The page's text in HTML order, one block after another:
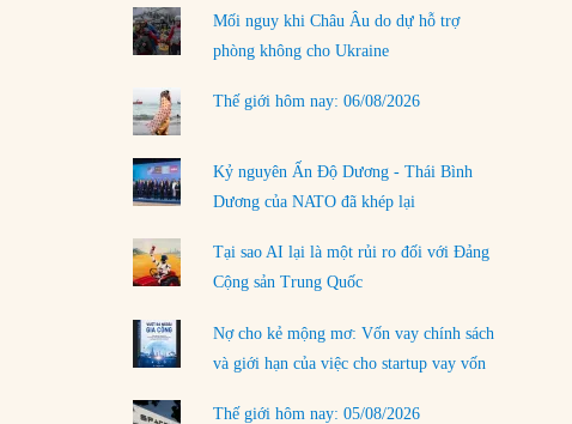
Chiến lược kế tiếp của Bắc Kinh ở Biển Đông
31/07/2026
Trật tự thế giới mới: Các nước nhỏ sẽ luôn
phải chịu đựng?
30/07/2026
LOAD MORE
Mối nguy khi Châu Âu do dự hỗ trợ
phòng không cho Ukraine
Thế giới hôm nay: 06/08/2026
Kỷ nguyên Ấn Độ Dương - Thái Bình
Dương của NATO đã khép lại
Tại sao AI lại là một rủi ro đối với Đảng
Cộng sản Trung Quốc
Nợ cho kẻ mộng mơ: Vốn vay chính sách
và giới hạn của việc cho startup vay vốn
Thế giới hôm nay: 05/08/2026